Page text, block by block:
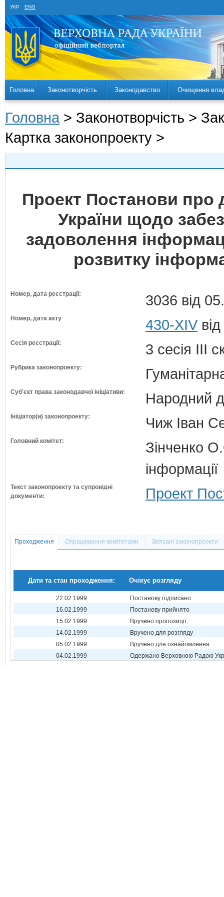
УКР ENG
Головна Законотворчість Законодавство Очищення
Головна > Законотворчість >
Картка законопроекту >
Проект Постанови про
України щодо
задоволення
розвитку
Номер, дата реєстрації: 3036 від
Номер, дата акту 430-XIV
Сесія реєстрації: 3 сесія III
Рубрика законопроекту:
Суб'єкт права законодавчої ініціативи: Народний
Ініціатор(и) законопроекту: Чиж Іван
Головний комітет:
Зінченко
інформації
Текст законопроекту та супровідні
документи:
Проект
Проходження Опрацювання комітетами Зв'язані законопроекти
Дати та стан проходження: Очікує розгляду
22.02.1999
Постанову підписано
16.02.1999
Постанову прийнято
15.02.1999
Вручено пропозиції
14.02.1999
Вручено для розгляду
05.02.1999
Вручено для ознайомлення
04.02.1999
Одержано Верховною Радою